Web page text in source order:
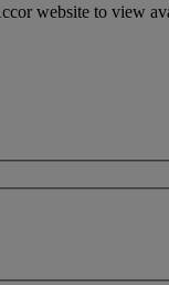
website to view